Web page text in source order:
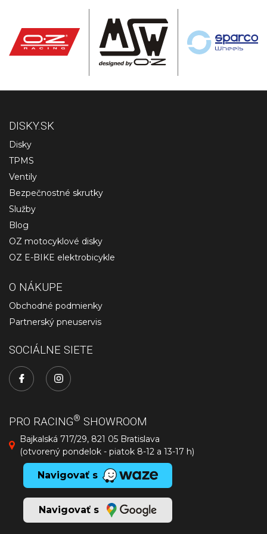
DISKY.SK
Disky
TPMS
Ventily
Bezpečnostné skrutky
Služby
Blog
OZ motocyklové disky
OZ E-BIKE elektrobicykle
O NÁKUPE
Obchodné podmienky
Partnerský pneuservis
SOCIÁLNE SIETE
PRO RACING® SHOWROOM
Bajkalská 717/29, 821 05 Bratislava
(otvorený pondelok - piatok 8-12 a 13-17 h)
Navigovať s
Navigovať s